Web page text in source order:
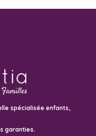
spécialisée enfants,
garanties.